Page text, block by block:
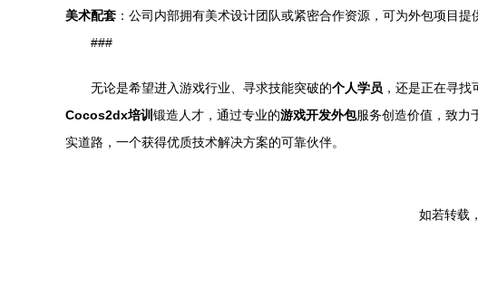
美术配套 ：公司内部拥有美术设计团队或紧密合作资源，可为外包项目
###
无论是希望进入游戏行业、寻求技能突破的个人学员 ，还是正在寻
Cocos2dx培训 锻造人才，通过专业的游戏开发外包服务创造价值，致力
实道路，一个获得优质技术解决方案的可靠伙伴。
如若转载